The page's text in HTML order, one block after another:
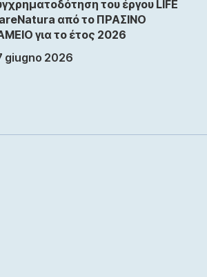
του έργου LIFE
από το ΠΡΑΣΙΝΟ
για το έτος 2026
giugno 2026